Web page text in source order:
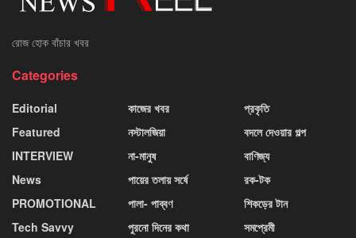
রোজ হোক বাঁচার খবর
Categories
Editorial
Featured
INTERVIEW
News
PROMOTIONAL
Tech Savvy
কাজের খবর
নস্টালজিয়া
না-মানুষ
পায়ের তলায় সর্ষে
পালা- পাব্বণ
পুরনো দিনের কথা
প্রকৃতি
বদলে দেওয়ার গল্প
বাণিজ্য
রক-টক
শিকড়ের টান
সমপ্রেমী